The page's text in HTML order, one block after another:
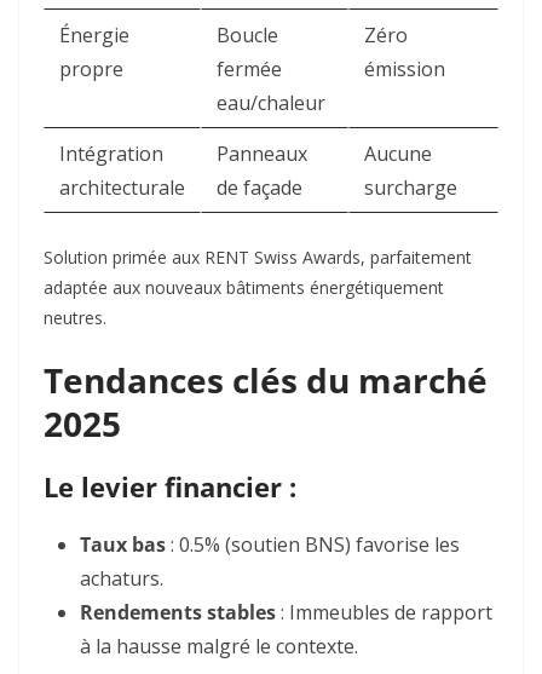
Énergie
propre
Boucle
fermée
eau/chaleur
Zéro
émission
Intégration
architecturale
Panneaux
de façade
Aucune
surcharge
Solution primée aux RENT Swiss Awards, parfaitement
adaptée aux nouveaux bâtiments énergétiquement
neutres.
Tendances clés du marché
2025
Le levier financier :
Taux bas: 0.5% (soutien BNS) favorise les
achaturs.
Rendements stables: Immeubles de rapport
à la hausse malgré le contexte.